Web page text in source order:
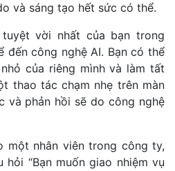
và sáng tạo hết sức có thể.
vời nhất của bạn trong
đến công nghệ AI. Bạn có thể
của riêng mình và làm tất
thao tác chạm nhẹ trên màn
và phản hồi sẽ do công nghệ
một nhân viên trong công ty,
hỏi “Bạn muốn giao nhiệm vụ